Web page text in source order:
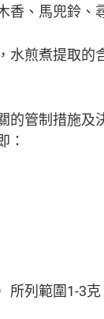
、馬兜鈴、
煎煮提取
管制措施
：
所列範圍1-3克